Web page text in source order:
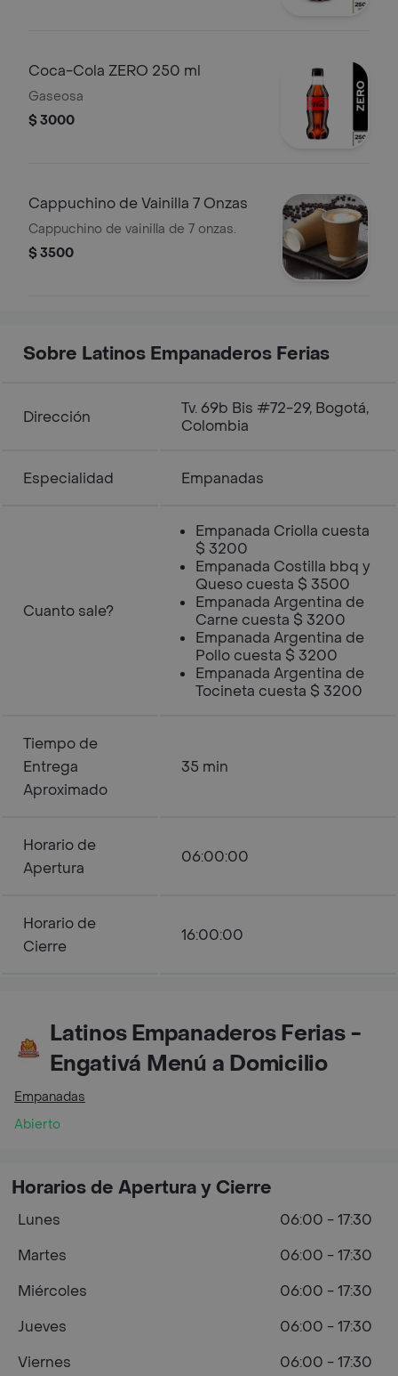
Coca-Cola ZERO 250 ml
Gaseosa
$ 3000
Cappuchino de Vainilla 7 Onzas
Cappuchino de vainilla de 7 onzas.
$ 3500
Sobre Latinos Empanaderos Ferias
Dirección
Tv. 69b Bis #72-29, Bogotá,
Colombia
Especialidad Empanadas
Cuanto sale?
Empanada Criolla cuesta
$ 3200
Empanada Costilla bbq y
Queso cuesta $ 3500
Empanada Argentina de
Carne cuesta $ 3200
Empanada Argentina de
Pollo cuesta $ 3200
Empanada Argentina de
Tocineta cuesta $ 3200
Tiempo de
Entrega
Aproximado
35 min
Horario de
Apertura
06:00:00
Horario de
Cierre
16:00:00
Latinos Empanaderos Ferias -
Engativá Menú a Domicilio
Empanadas
Abierto
Horarios de Apertura y Cierre
Lunes
06:00 - 17:30
Martes
06:00 - 17:30
Miércoles
06:00 - 17:30
Jueves
06:00 - 17:30
Viernes
06:00 - 17:30